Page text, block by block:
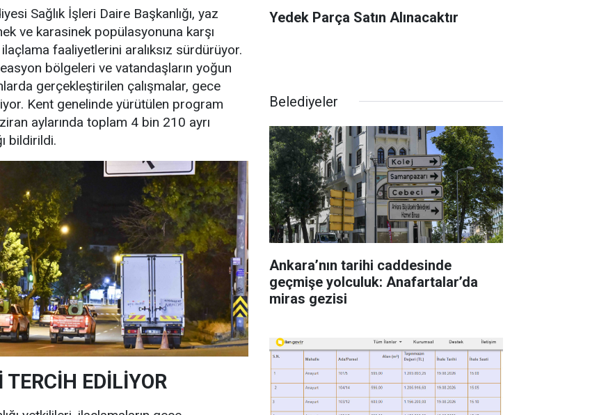
Sağlık İşleri Daire Başkanlığı, yaz
ve karasinek popülasyonuna karşı
faaliyetlerini aralıksız sürdürüyor.
bölgeleri ve vatandaşların yoğun
gerçekleştirilen çalışmalar, gece
Kent genelinde yürütülen program
aylarında toplam 4 bin 210 ayrı
bildirildi.
TERCİH EDİLİYOR
Yedek Parça Satın Alınacaktır
Belediyeler
Ankara’nın tarihi caddesinde
geçmişe yolculuk: Anafartalar’da
miras gezisi